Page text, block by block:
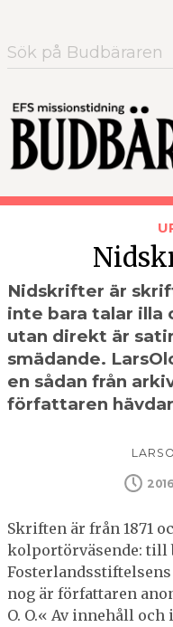
Sök
efter:
Nidskrifter är
inte bara talar illa
utan direkt är
smädande.
en sådan från
författaren
Skriften är från 1871
kolportörväsende: till
nog är författaren
O. O.« Av innehåll